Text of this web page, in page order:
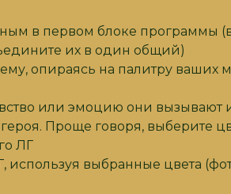
в первом блоке программы
их в один общий)
опираясь на палитру ваших
или эмоцию они вызывают
Проще говоря, выберите
ЛГ
используя выбранные цвета